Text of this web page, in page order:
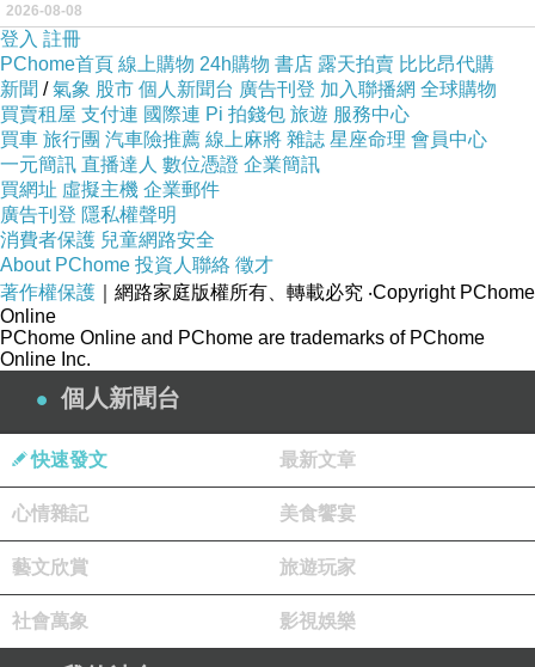
2026-08-08
登入 註冊
PChome首頁 線上購物 24h購物 書店 露天拍賣 比比昂代購
新聞 /氣象 股市 個人新聞台 廣告刊登 加入聯播網 全球購物
買賣租屋 支付連 國際連 Pi 拍錢包 旅遊 服務中心
買車 旅行團 汽車險推薦 線上麻將 雜誌 星座命理 會員中心
一元簡訊 直播達人 數位憑證 企業簡訊
買網址 虛擬主機 企業郵件
廣告刊登 隱私權聲明
消費者保護 兒童網路安全
About PChome 投資人聯絡 徵才
著作權保護 ｜網路家庭版權所有、轉載必究 ‧Copyright PChome
Online
PChome Online and PChome are trademarks of PChome
Online Inc.
個人新聞台
快速發文 最新文章
心情雜記 美食饗宴
藝文欣賞 旅遊玩家
社會萬象 影視娛樂